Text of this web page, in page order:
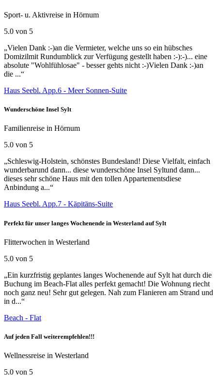
Sport- u. Aktivreise in Hörnum
5.0 von 5
„Vielen Dank :-)an die Vermieter, welche uns so ein hübsches
Domizilmit Rundumblick zur Verfügung gestellt haben :-):-)... eine
absolute "Wohlfühlosae" - besser gehts nicht :-)Vielen Dank :-)an
die ...“
Haus Seebl. App.6 - Meer Sonnen-Suite
Wunderschöne Insel Sylt
Familienreise in Hörnum
5.0 von 5
„Schleswig-Holstein, schönstes Bundesland! Diese Vielfalt, einfach
wunderbarund dann... diese wunderschöne Insel Syltund dann...
dieses sehr schöne Haus mit den tollen Appartementsdiese
Anbindung a...“
Haus Seebl. App.7 - Käpitäns-Suite
Perfekt für unser langes Wochenende in Westerland auf Sylt
Flitterwochen in Westerland
5.0 von 5
„Ein kurzfristig geplantes langes Wochenende auf Sylt hat durch die
Buchung im Beach-Flat alles perfekt gemacht! Die Wohnung riecht
noch ganz neu! Sehr gut gelegen. Nah zum Flanieren am Strand und
in d...“
Beach - Flat
Auf jeden Fall weiterempfehlen!!!
Wellnessreise in Westerland
5.0 von 5